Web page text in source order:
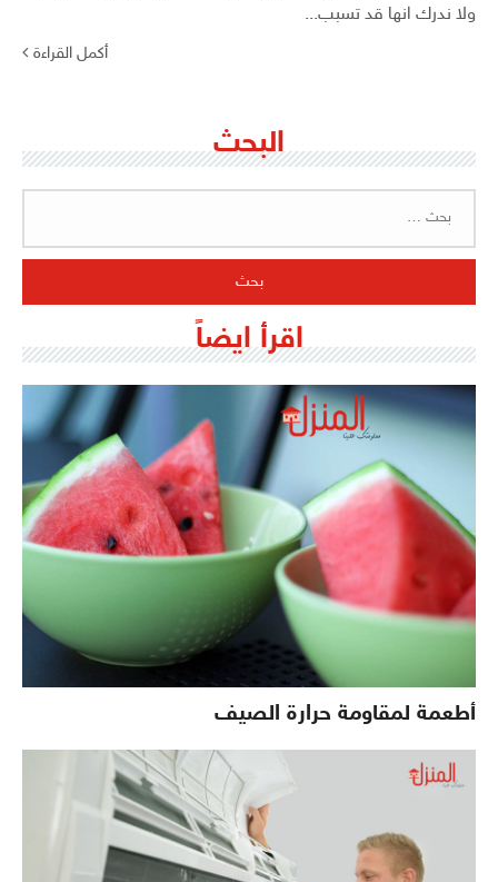
ولا ندرك انها قد تسبب...
أكمل القراءة
البحث
اقرأ ايضاً
أطعمة لمقاومة حرارة الصيف